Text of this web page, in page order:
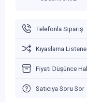
Telefonla Sipariş
Kıyaslama
Fiyatı Düşünce
Satıcıya Soru Sor